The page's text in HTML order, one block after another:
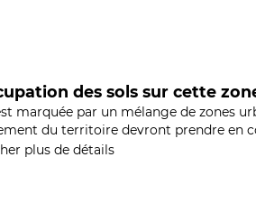
des sols sur cette
marquée par un mélange de zones
du territoire devront prendre en
plus de détails